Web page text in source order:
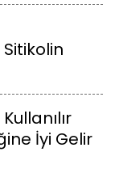
İyi Gelir